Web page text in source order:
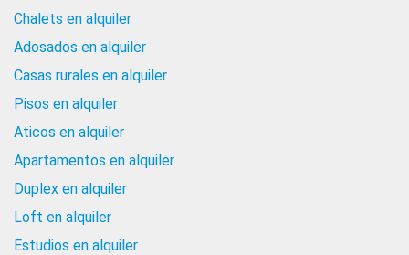
Chalets en alquiler
Adosados en alquiler
Casas rurales en alquiler
Pisos en alquiler
Aticos en alquiler
Apartamentos en alquiler
Duplex en alquiler
Loft en alquiler
Estudios en alquiler